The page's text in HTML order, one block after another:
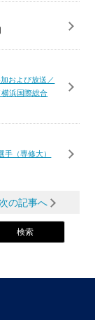
および放送／
浜国際総合
（専修大）
次の記事へ